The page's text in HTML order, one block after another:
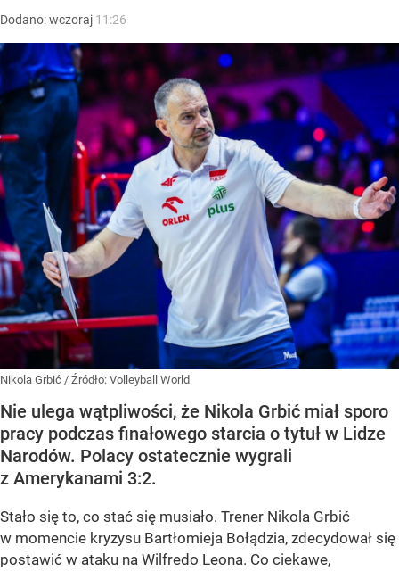
Dodano:wczoraj 11:26
Nikola Grbić / Źródło: Volleyball World
Nie ulega wątpliwości, że Nikola Grbić miał sporo
pracy podczas finałowego starcia o tytuł w Lidze
Narodów. Polacy ostatecznie wygrali
z Amerykanami 3:2.
Stało się to, co stać się musiało. Trener Nikola Grbić
w momencie kryzysu Bartłomieja Bołądzia, zdecydował się
postawić w ataku na Wilfredo Leona. Co ciekawe,